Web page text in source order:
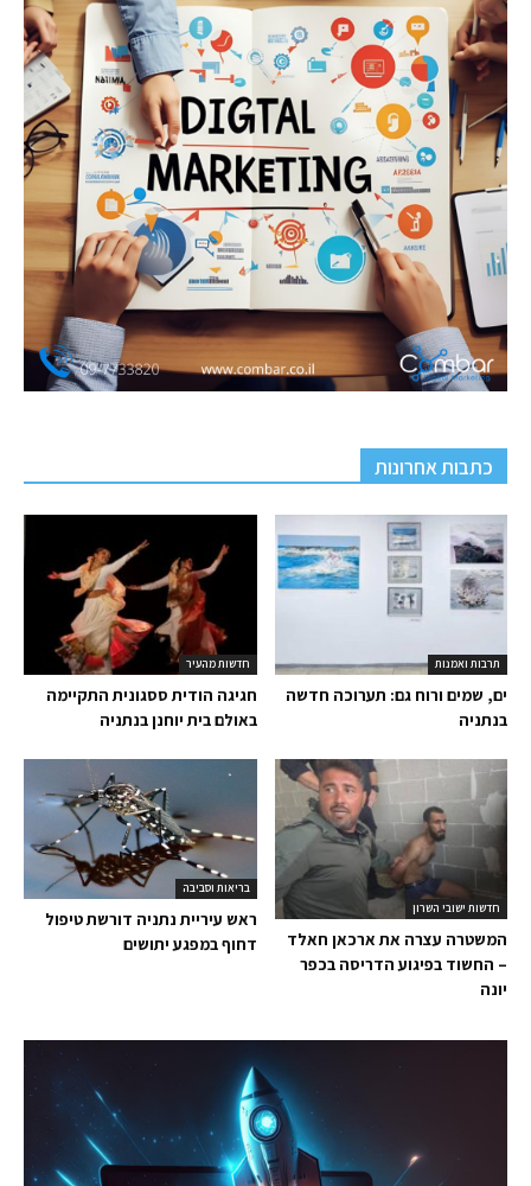
כתבות אחרונות
חדשות מהעיר
חגיגה הודית ססגונית התקיימה
באולם בית יוחנן בנתניה
תרבות ואמנות
ים, שמים ורוח גם: תערוכה חדשה
בנתניה
בריאות וסביבה
ראש עיריית נתניה דורשת טיפול
דחוף במפגע יתושים
חדשות ישובי השרון
המשטרה עצרה את ארכאן חאלד
– החשוד בפיגוע הדריסה בכפר
יונה